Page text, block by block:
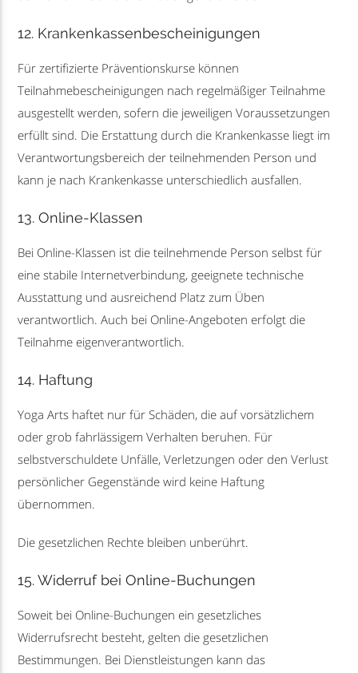
12. Krankenkassenbescheinigungen
Für zertifizierte Präventionskurse können
Teilnahmebescheinigungen nach regelmäßiger Teilnahme
ausgestellt werden, sofern die jeweiligen Voraussetzungen
erfüllt sind. Die Erstattung durch die Krankenkasse liegt im
Verantwortungsbereich der teilnehmenden Person und
kann je nach Krankenkasse unterschiedlich ausfallen.
13. Online-Klassen
Bei Online-Klassen ist die teilnehmende Person selbst für
eine stabile Internetverbindung, geeignete technische
Ausstattung und ausreichend Platz zum Üben
verantwortlich. Auch bei Online-Angeboten erfolgt die
Teilnahme eigenverantwortlich.
14. Haftung
Yoga Arts haftet nur für Schäden, die auf vorsätzlichem
oder grob fahrlässigem Verhalten beruhen. Für
selbstverschuldete Unfälle, Verletzungen oder den Verlust
persönlicher Gegenstände wird keine Haftung
übernommen.
Die gesetzlichen Rechte bleiben unberührt.
15. Widerruf bei Online-Buchungen
Soweit bei Online-Buchungen ein gesetzliches
Widerrufsrecht besteht, gelten die gesetzlichen
Bestimmungen. Bei Dienstleistungen kann das